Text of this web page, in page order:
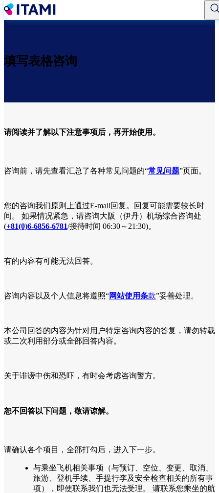
跳
转
内
填写表格咨询
请阅读并了解以下注意事项后，再开始使用。
咨询前，请先查看汇总了各种常见问题的“常见问题”页面。
您的咨询我们原则上通过E-mail回复。回复可能需要较长时
间。 如果情况紧急，请咨询大阪（伊丹）机场综合咨询处
(+81(0)6-6856-6781/接待时间 06:30～21:30)。
有的内容有可能无法回答。
咨询内容以及个人信息将遵照“网站使用条款”妥善处理。
本公司回答的内容为针对用户特定咨询内容的答复，请勿转载
或二次利用部分或全部回答内容。
关于诽谤中伤和恐吓，有时会考虑咨询警方。
恕不回答以下问题，敬请谅解。
请确认各个项目，全部打勾后，进入下一步。
与乘坐飞机相关事项（与预订、空位、变更、取消、
旅游、登机手续、手提行李及安全检查相关的所有事
项），即使联系我们也无法受理。 请联系您乘坐的航